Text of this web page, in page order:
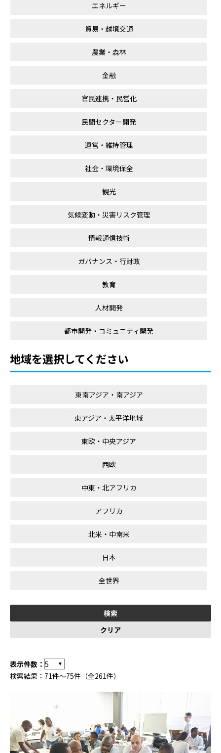
エネルギー
貿易・越境交通
農業・森林
金融
官民連携・民営化
民間セクター開発
運営・維持管理
社会・環境保全
観光
気候変動・災害リスク管理
情報通信技術
ガバナンス・行財政
教育
人材開発
都市開発・コミュニティ開発
地域を選択してください
東南アジア・南アジア
東アジア・太平洋地域
東欧・中央アジア
西欧
中東・北アフリカ
アフリカ
北米・中南米
日本
全世界
表示件数：
検索結果：71件～75件（全261件）